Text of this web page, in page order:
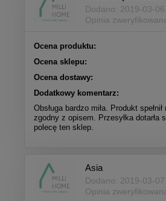
Dodano: 2019-03-06
Opinia
Ocena produktu:
Ocena sklepu:
Ocena dostawy:
Dodatkowy komentarz:
Obsługa bardzo miła. Produkt
zgodny z opisem. Przesyłka dotarła
polecę ten sklep.
Asia
Dodano: 2019-03-07
Opinia